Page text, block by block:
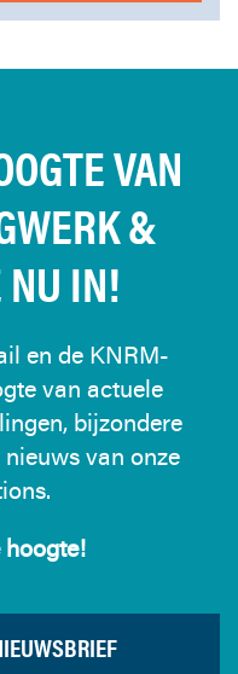
VAN
&
NU IN!
en de KNRM-
van actuele
bijzondere
van onze